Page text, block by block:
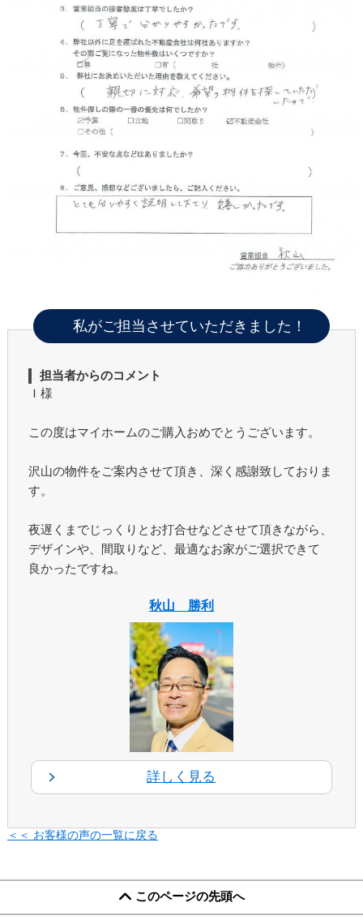
私がご担当させていただきました！
担当者からのコメント
Ｉ様
この度はマイホームのご購入おめでとうございます。
沢山の物件をご案内させて頂き、深く感謝致しておりま
す。
夜遅くまでじっくりとお打合せなどさせて頂きながら、
デザインや、間取りなど、最適なお家がご選択できて
良かったですね。
秋山 勝利
詳しく見る
＜＜ お客様の声の一覧に戻る
このページの先頭へ